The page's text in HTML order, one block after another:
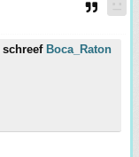
schreef Boca_Raton